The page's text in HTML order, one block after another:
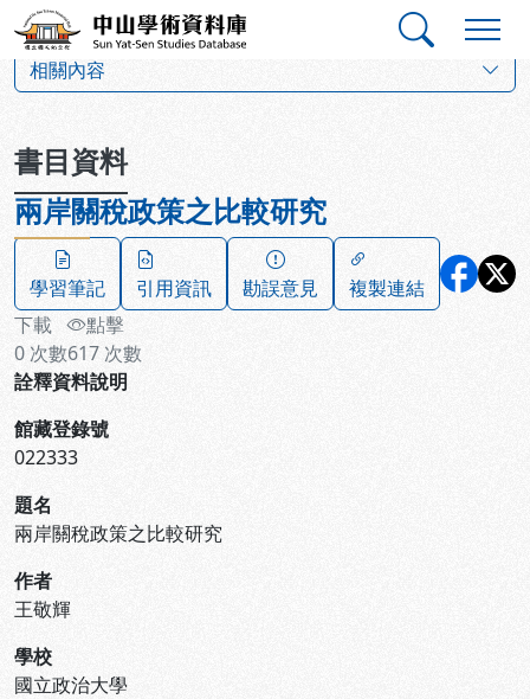
跳到主要內容
中山學術資料庫
相關內容
書目資料
兩岸關稅政策之比較研究
學習筆記 引用資訊 勘誤意見
複製連結
下載
0 次數
點擊
617 次數
詮釋資料說明
館藏登錄號
022333
題名
兩岸關稅政策之比較研究
作者
王敬輝
學校
國立政治大學